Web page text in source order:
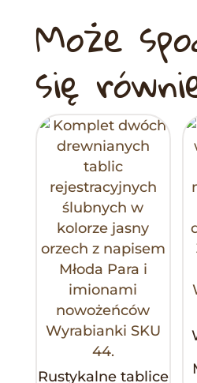
Może
się
Rustykalne tablice